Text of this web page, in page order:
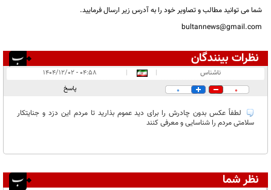
شما می توانید مطالب و تصاویر خود را به آدرس زیر ارسال فرمایید.
bultannews@gmail.com
نظرات بینندگان
در انتظار بررسی:
ناشناس |
|
۰۴:۵۸ - ۱۴۰۴/۱۲/۰۲
0
0 پاسخ
لطفاً عکس بدون چادرش را برای دید عموم بذارید تا مردم این دزد و جنایتکار
سلامتی مردم را شناسایی و معرفی کنند
نظر شما